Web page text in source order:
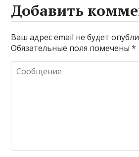
Добавить
Ваш адрес email не будет
Обязательные поля помечены*